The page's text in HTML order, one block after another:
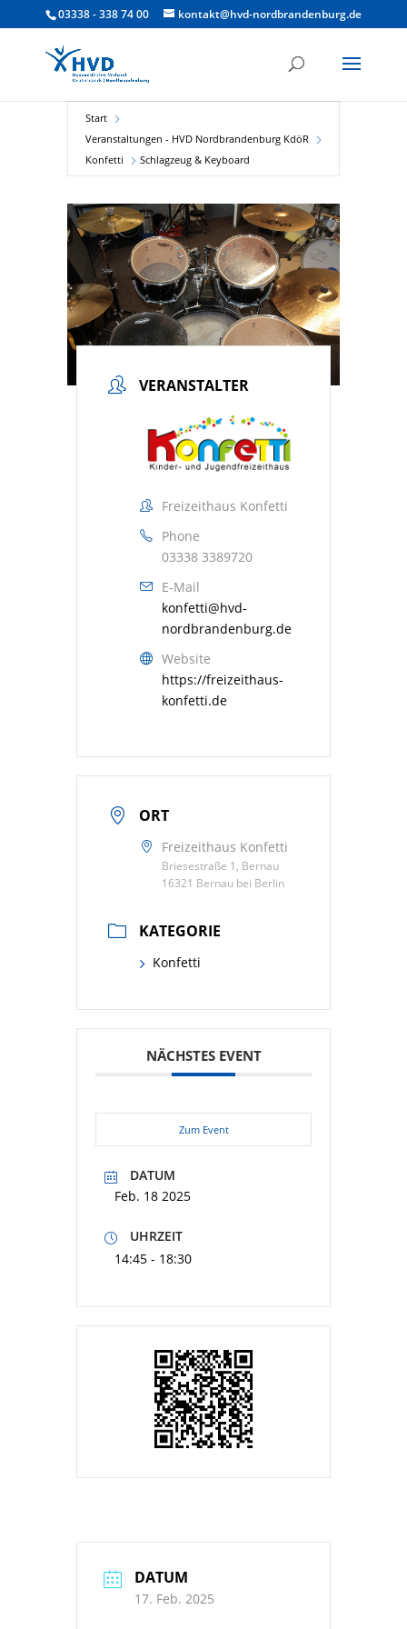
03338 - 338 74 00 kontakt@hvd-nordbrandenburg.de
Start
Veranstaltungen - HVD Nordbrandenburg KdöR
Konfetti
Schlagzeug & Keyboard
VERANSTALTER
Freizeithaus Konfetti
Phone
03338 3389720
E-Mail
konfetti@hvd-
nordbrandenburg.de
Website
https://freizeithaus-
konfetti.de
ORT
Freizeithaus Konfetti
Briesestraße 1, Bernau
16321 Bernau bei Berlin
KATEGORIE
Konfetti
NÄCHSTES EVENT
Zum Event
DATUM
Feb. 18 2025
UHRZEIT
14:45 - 18:30
DATUM
17. Feb. 2025